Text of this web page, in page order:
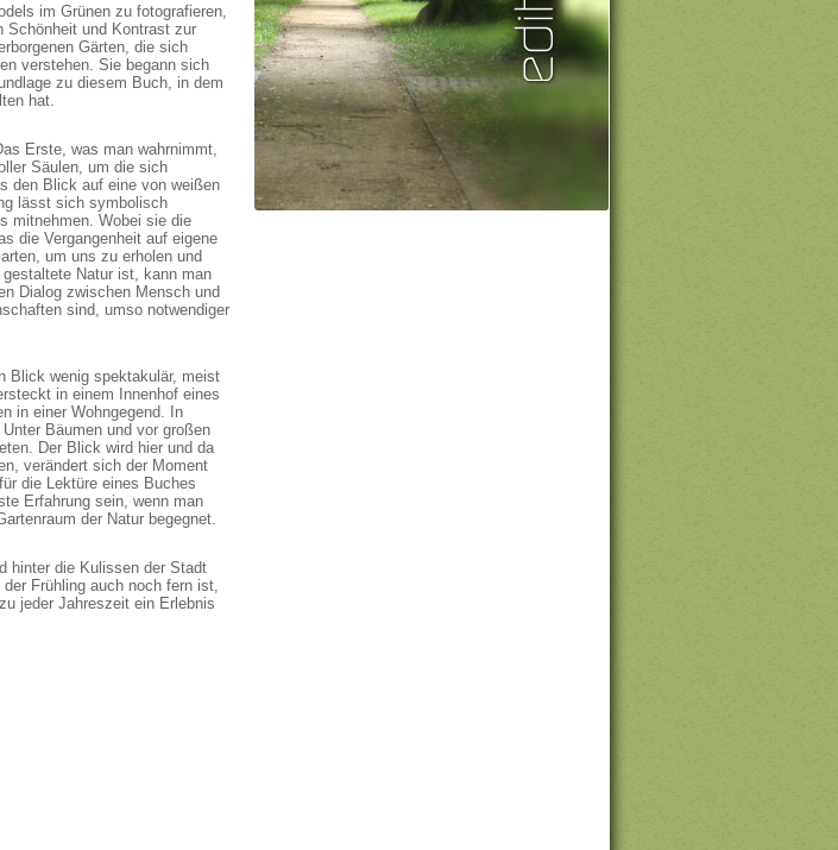
im Grünen zu fotografieren,
Schönheit und Kontrast zur
Gärten, die sich
verstehen. Sie begann sich
zu diesem Buch, in dem
hat.
Erste, was man wahrnimmt,
Säulen, um die sich
den Blick auf eine von weißen
lässt sich symbolisch
mitnehmen. Wobei sie die
die Vergangenheit auf eigene
um uns zu erholen und
Natur ist, kann man
Dialog zwischen Mensch und
sind, umso notwendiger
Blick wenig spektakulär, meist
in einem Innenhof eines
in einer Wohngegend. In
Bäumen und vor großen
Der Blick wird hier und da
verändert sich der Moment
die Lektüre eines Buches
Erfahrung sein, wenn man
der Natur begegnet.
hinter die Kulissen der Stadt
Frühling auch noch fern ist,
jeder Jahreszeit ein Erlebnis